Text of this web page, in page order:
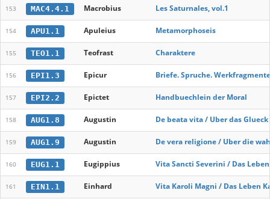
153 MAC4.4.1 Macrobius Les Saturnales, vol.1
154 APU1.1 Apuleius Metamorphoseis
155 TEO1.1 Teofrast Charaktere
156 EPI1.3 Epicur Briefe. Spruche. Werkfragmente
157 EPI2.2 Epictet Handbuechlein der Moral
158 AUG1.8 Augustin De beata vita / Uber das Glueck
159 AUG1.9 Augustin De vera religione / Uber die
160 EUG1.1 Eugippius Vita Sancti Severini / Das
161 EIN1.1 Einhard Vita Karoli Magni / Das Leben